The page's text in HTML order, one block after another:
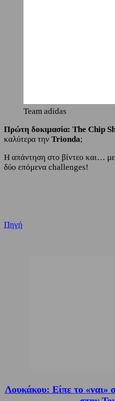
Team adidas
Πρώτη δοκιμασία: The Chip
καλύτερα την Trionda;
Η απάντηση στο βίντεο και…
δύο επόμενα challenges!
Πηγή
Λουκάκου: Είπε το «ναι»